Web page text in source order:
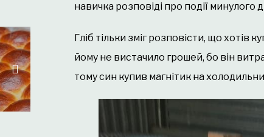
навичка розповіді про події минулого
Гліб тільки зміг розповісти, що хотів
йому не вистачило грошей, бо він
тому син купив магнітик на